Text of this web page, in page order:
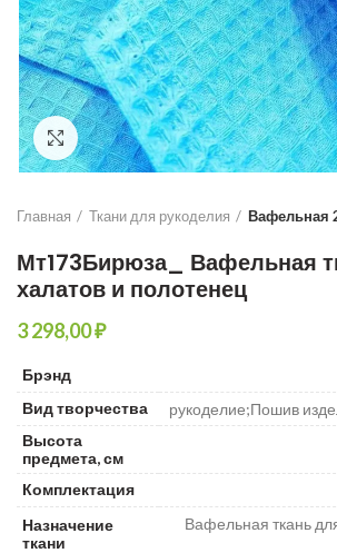
Увеличить
Главная Ткани для рукоделия Вафельная
Мт173Бирюза_ Вафельная
халатов и полотенец
₽
Брэнд
Вид творчества
рукоделие;Пошив
Высота
предмета, см
Комплектация
Назначение
ткани
Вафельная ткань